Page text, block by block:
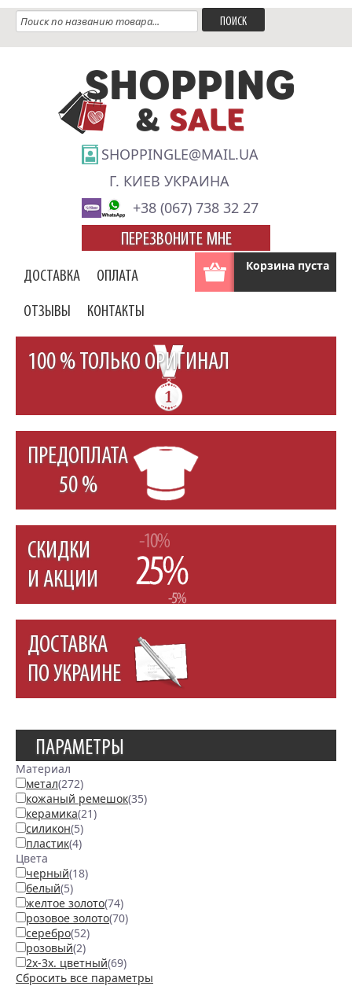
SHOPPINGLE@MAIL.UA
Г. КИЕВ УКРАИНА
+38 (067) 738 32 27
ПЕРЕЗВОНИТЕ МНЕ
Корзина пуста
ДОСТАВКА ОПЛАТА
ОТЗЫВЫ КОНТАКТЫ
100 % ТОЛЬКО ОРИГИНАЛ
ПРЕДОПЛАТА
50 %
СКИДКИ
И АКЦИИ
ДОСТАВКА
ПО УКРАИНЕ
ПАРАМЕТРЫ
Материал
метал(272)
кожаный ремешок(35)
керамика(21)
силикон(5)
пластик(4)
Цвета
черный(18)
белый(5)
желтое золото(74)
розовое золото(70)
серебро(52)
розовый(2)
2х-3х. цветный(69)
Сбросить все параметры